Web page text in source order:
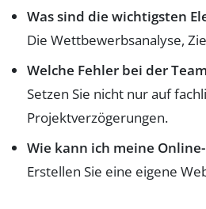
Was sind die wichtigsten
Die Wettbewerbsanalyse,
Welche Fehler bei der
Setzen Sie nicht nur auf
Projektverzögerungen.
Wie kann ich meine
Erstellen Sie eine eigene